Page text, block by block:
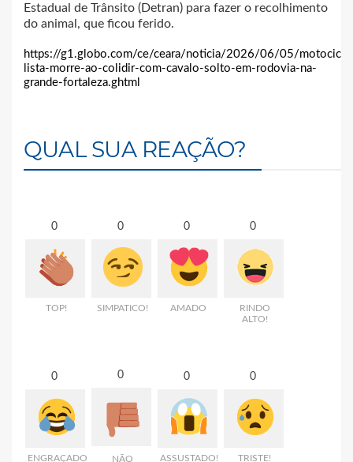
Estadual de Trânsito (Detran) para fazer o recolhimento
do animal, que ficou ferido.
https://g1.globo.com/ce/ceara/noticia/2026/06/05/motocic
lista-morre-ao-colidir-com-cavalo-solto-em-rodovia-na-
grande-fortaleza.ghtml
QUAL SUA REAÇÃO?
0
TOP!
0
SIMPATICO!
0
AMADO
0
RINDO
ALTO!
0
ENGRAÇADO
0
NÃO
0
ASSUSTADO!
0
TRISTE!